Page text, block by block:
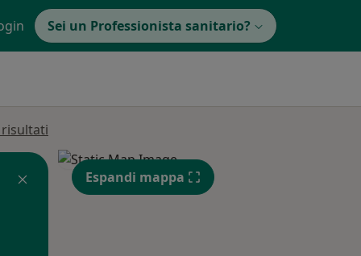
Sei un Professionista sanitario?
Espandi mappa